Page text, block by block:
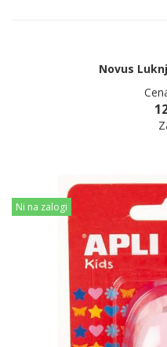
Novus
Ni na zalogi